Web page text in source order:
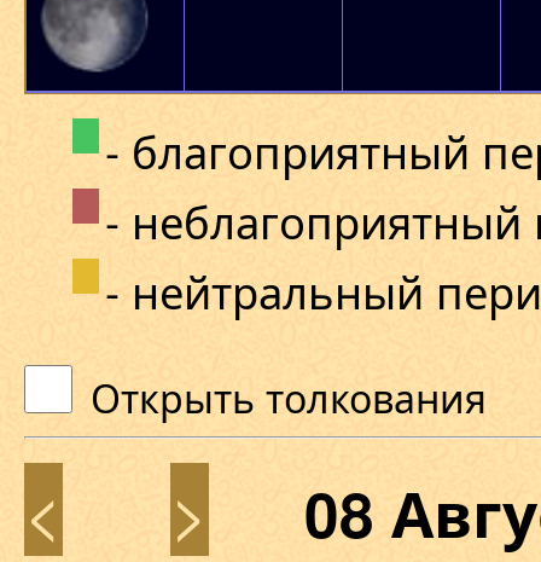
- благоприятный
- неблагоприятный
- нейтральный
Открыть толкования
< > 08